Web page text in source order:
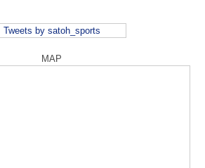
Tweets by satoh_sports
MAP